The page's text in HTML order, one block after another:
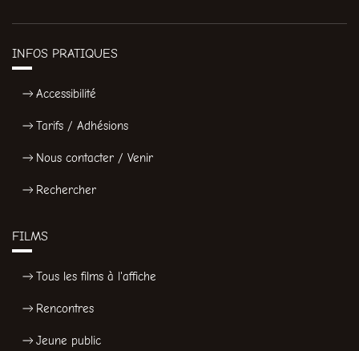
INFOS PRATIQUES
Accessibilité
Tarifs / Adhésions
Nous contacter / Venir
Rechercher
FILMS
Tous les films à l'affiche
Rencontres
Jeune public